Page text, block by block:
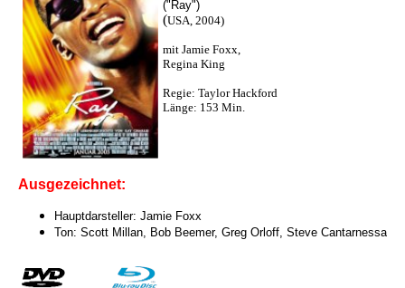
("Ray")
(USA, 2004)
mit Jamie Foxx,
Regina King
Regie: Taylor Hackford
Länge: 153 Min.
Ausgezeichnet:
Hauptdarsteller: Jamie Foxx
Ton: Scott Millan, Bob Beemer, Greg Orloff, Steve Cantarnessa